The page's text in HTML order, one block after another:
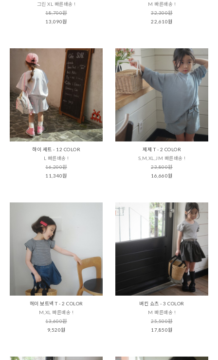
그린 XL 빠른배송 !
18,700원
13,090원
M 빠른배송 !
32,300원
22,610원
하이 세트 - 12 COLOR
L 빠른배송 !
16,200원
11,340원
제제 T - 2 COLOR
S,M,XL,JM 빠른배송 !
23,800원
16,660원
헤이 보트넥 T - 2 COLOR
M,XL 빠른배송 !
13,600원
9,520원
버킨 쇼츠 - 3 COLOR
M 빠른배송 !
25,500원
17,850원